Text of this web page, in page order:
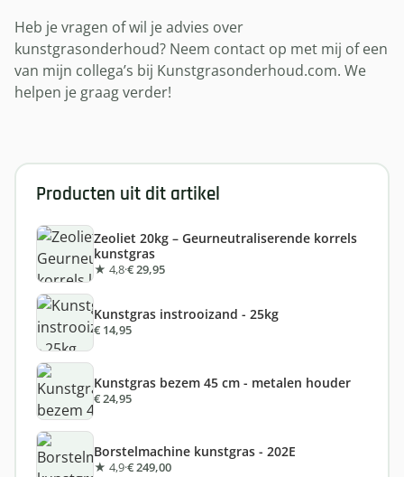
Heb je vragen of wil je advies over
kunstgrasonderhoud? Neem contact op met mij of een
van mijn collega’s bij Kunstgrasonderhoud.com. We
helpen je graag verder!
Producten uit dit artikel
Zeoliet 20kg – Geurneutraliserende korrels
kunstgras
★ 4,8·€ 29,95
Kunstgras instrooizand - 25kg
€ 14,95
Kunstgras bezem 45 cm - metalen houder
€ 24,95
Borstelmachine kunstgras - 202E
★ 4,9·€ 249,00